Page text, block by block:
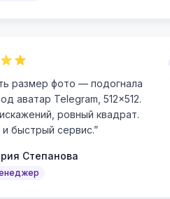
размер фото — подогнала
аватар Telegram, 512×512.
ровный квадрат.
быстрый сервис.”
Степанова